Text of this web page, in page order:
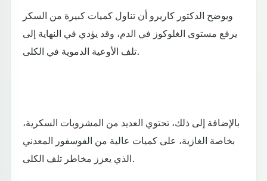
ويوضح الدكتور كاريرو أن تناول كميات كبيرة من السكر
يرفع مستوى الغلوكوز في الدم، وقد يؤدي في النهاية إلى
تلف الأوعية الدموية في الكلى.
بالإضافة إلى ذلك، تحتوي العديد من المشروبات السكرية،
بخاصة الغازية، على كميات عالية من الفوسفور المعدني
الذي يعزز مخاطر تلف الكلى.